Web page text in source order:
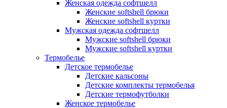
Женская одежда софтшелл
Женские softshell брюки
Женские softshell куртки
Мужская одежда софтшелл
Мужские softshell брюки
Мужские softshell куртки
Термобелье
Детское термобелье
Детские кальсоны
Детские комплекты термобелья
Детские термофутболки
Женское термобелье